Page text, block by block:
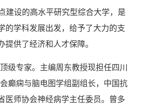
建设的高水平研究型综合大学，是
的学科发展出发，给予了大力的支
供了经济和人才保障。
级专家。主编周东教授现担任四川
癫痫与脑电图学组副组长，中国抗
医师协会神经病学主任委员。曾多